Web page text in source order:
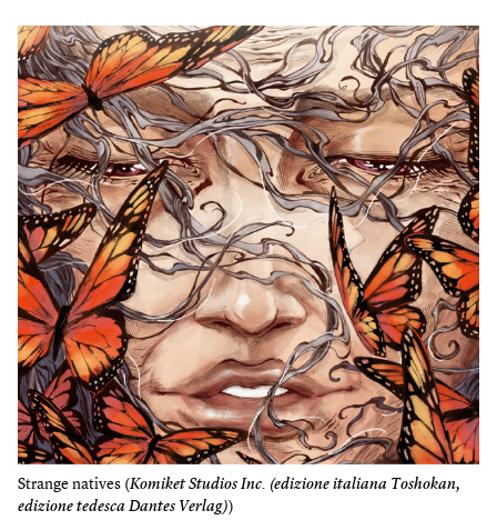
Strange natives (Komiket Studios Inc. (edizione italiana Toshokan,
edizione tedesca Dantes Verlag))